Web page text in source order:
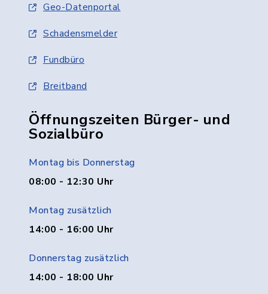
Geo-Datenportal
Schadensmelder
Fundbüro
Breitband
Öffnungszeiten Bürger- und
Sozialbüro
Montag bis Donnerstag
08:00 - 12:30 Uhr
Montag zusätzlich
14:00 - 16:00 Uhr
Donnerstag zusätzlich
14:00 - 18:00 Uhr